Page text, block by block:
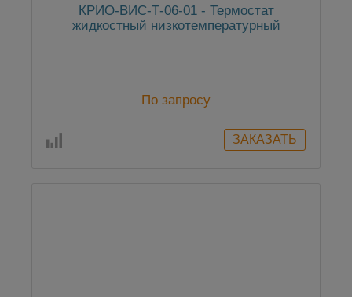
КРИО-ВИС-Т-06-01 - Термостат
жидкостный низкотемпературный
По запросу